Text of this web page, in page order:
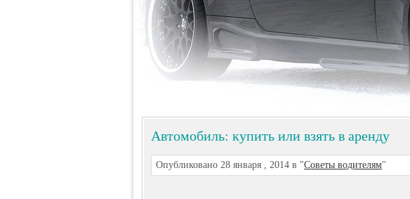
Автомобиль: купить или взять в аренду
Опубликовано 28 января , 2014 в "Советы водителям"